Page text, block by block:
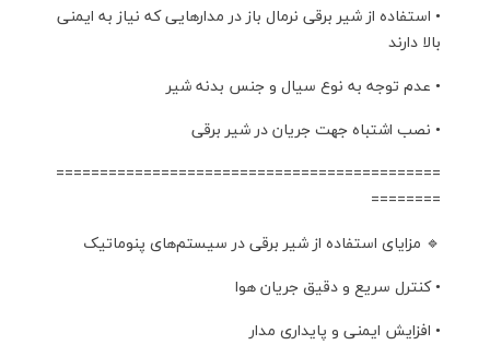
• استفاده از شیر برقی نرمال باز در مدارهایی که نیاز به ایمنی
بالا دارند
• عدم توجه به نوع سیال و جنس بدنه شیر
• نصب اشتباه جهت جریان در شیر برقی
============================================
========
🔹 مزایای استفاده از شیر برقی در سیستم‌های پنوماتیک
• کنترل سریع و دقیق جریان هوا
• افزایش ایمنی و پایداری مدار